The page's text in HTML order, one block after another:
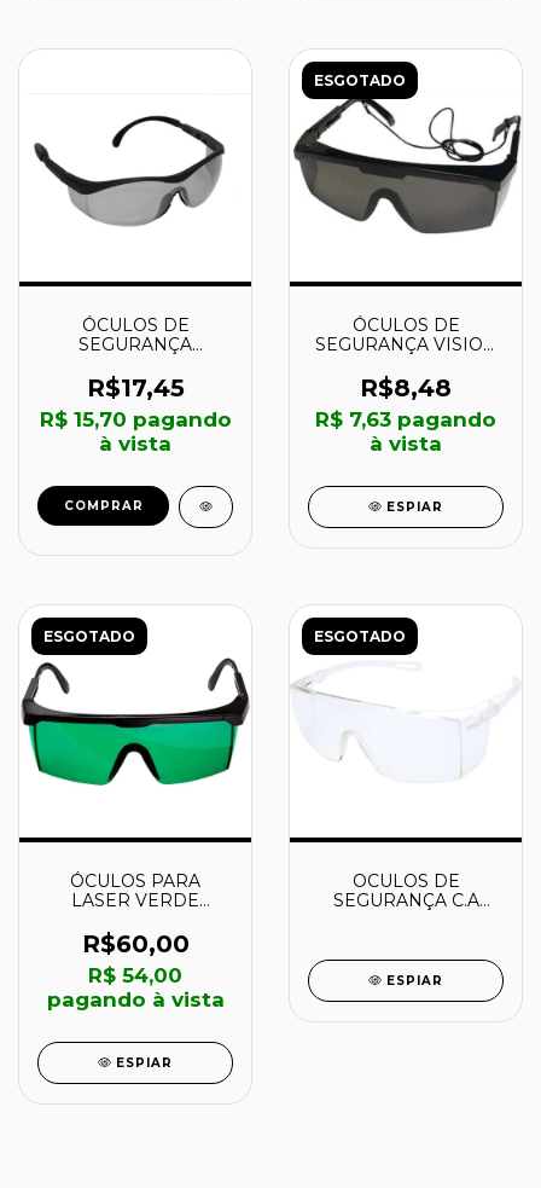
ÓCULOS DE
SEGURANÇA
DA14900 - DANNY
R$17,45
R$ 15,70 pagando
à vista
COMPRAR
ESGOTADO
ÓCULOS DE
SEGURANÇA VISION
TRATAMENTO
ANTIRRISCO -
HB004003115 - 3M
R$8,48
R$ 7,63 pagando
à vista
ESPIAR
ESGOTADO
ÓCULOS PARA
LASER VERDE
1608M0005J - BOSCH
R$60,00
R$ 54,00
pagando à vista
ESPIAR
ESGOTADO
OCULOS DE
SEGURANÇA C.A
ESPIAR